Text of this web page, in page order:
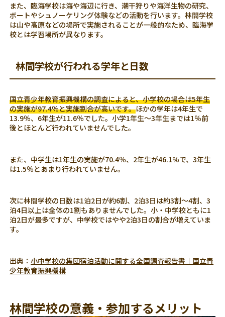
また、臨海学校は海や海辺に行き、潮干狩りや海洋生物の研究、
ボートやシュノーケリング体験などの活動を行います。林間学校
は山や高原などの場所で実施されることが一般的なため、臨海学
校とは学習場所が異なります。
林間学校が行われる学年と日数
国立青少年教育振興機構の調査によると、小学校の場合は5年生
の実施が97.4％と実施割合が高いです。ほかの学年は4年生で
13.9％、6年生が11.6％でした。小学1年生～3年生までは1％前
後とほとんど行われていませんでした。
また、中学生は1年生の実施が70.4％、2年生が46.1%で、3年生
は1.5％とあまり行われていません。
次に林間学校の日数は1泊2日が約6割、2泊3日は約3割～4割、3
泊4日以上は全体の1割もありませんでした。小・中学校ともに1
泊2日が最多ですが、中学校ではやや2泊3日の割合が増えていま
す。
出典：小中学校の集団宿泊活動に関する全国調査報告書｜国立青
少年教育振興機構
林間学校の意義・参加するメリット